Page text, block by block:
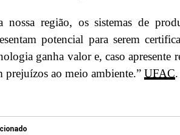
nossa região, os sistemas de
potencial para serem
ganha valor e, caso apresente
prejuízos ao meio ambiente.” UFAC.